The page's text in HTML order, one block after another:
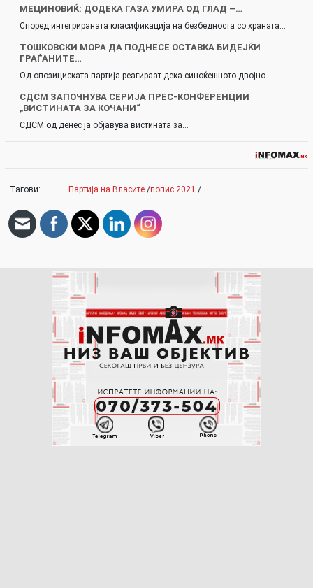
МЕЦИНОВИЌ: ДОДЕКА ГАЗА УМИРА ОД ГЛАД –…
Според интегрираната класификација на безбедноста со храната…
ТОШКОВСКИ МОРА ДА ПОДНЕСЕ ОСТАВКА БИДЕЈЌИ
ГРАЃАНИТЕ…
Од опозициската партија реагираат дека синоќешното двојно…
СДСМ ЗАПОЧНУВА СЕРИЈА ПРЕС-КОНФЕРЕНЦИИ
„ВИСТИНАТА ЗА КОЧАНИ“
СДСМ од денес ја објавува вистината за…
Тагови: Партија на Власите /попис 2021 /